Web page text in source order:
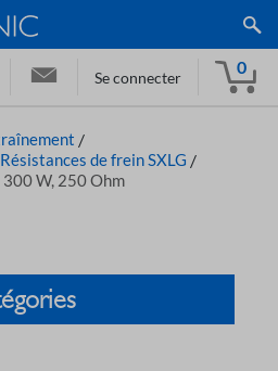
Se connecter
0
/
Résistances de frein SXLG /
300 W, 250 Ohm